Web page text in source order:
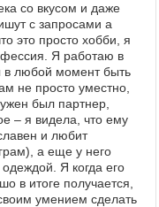
со вкусом и даже
с запросами а
это просто хобби, я
Я работаю в
в любой момент быть
не просто уместно,
был партнер,
– я видела, что ему
и любит
а еще у него
Я когда его
в итоге получается,
умением сделать